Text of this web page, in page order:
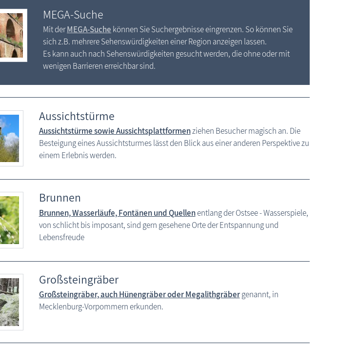
Sehenswertes entlang der Ostsee / MV
MEGA-Suche
Mit derMEGA-Suche können Sie Suchergebnisse eingrenzen. So können Sie
sich z.B. mehrere Sehenswürdigkeiten einer Region anzeigen lassen.
Es kann auch nach Sehenswürdigkeiten gesucht werden, die ohne oder mit
wenigen Barrieren erreichbar sind.
Aussichtstürme
Aussichtstürme sowie Aussichtsplattformenziehen Besucher magisch an. Die
Besteigung eines Aussichtsturmes lässt den Blick aus einer anderen Perspektive zu
einem Erlebnis werden.
Brunnen
Brunnen, Wasserläufe, Fontänen und Quellenentlang der Ostsee - Wasserspiele,
von schlicht bis imposant, sind gern gesehene Orte der Entspannung und
Lebensfreude
Großsteingräber
Großsteingräber, auch Hünengräber oder Megalithgräbergenannt, in
Mecklenburg-Vorpommern erkunden.